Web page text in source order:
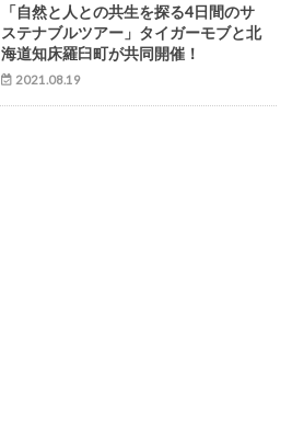
「自然と人との共生を探る4日間のサ
ステナブルツアー」タイガーモブと北
海道知床羅臼町が共同開催！
2021.08.19